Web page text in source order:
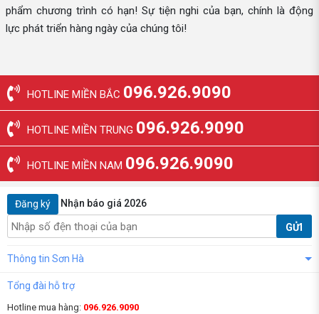
phẩm chương trình có hạn! Sự tiện nghi của bạn, chính là động
lực phát triển hàng ngày của chúng tôi!
HOTLINE MIỀN BẮC 096.926.9090
HOTLINE MIỀN TRUNG 096.926.9090
HOTLINE MIỀN NAM 096.926.9090
Đăng ký Nhận báo giá 2026
GỬI
Thông tin Sơn Hà
Tổng đài hỗ trợ
Hotline mua hàng: 096.926.9090